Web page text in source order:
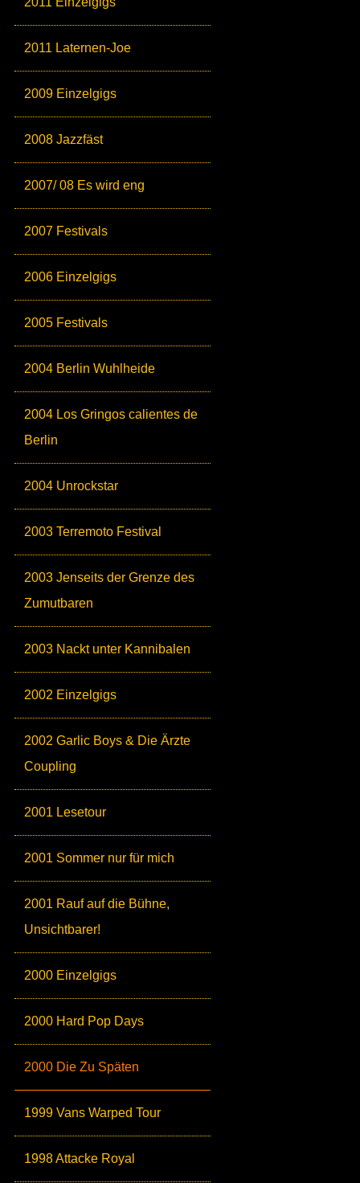
2011 Laternen-Joe
2009 Einzelgigs
2008 Jazzfäst
2007/ 08 Es wird eng
2007 Festivals
2006 Einzelgigs
2005 Festivals
2004 Berlin Wuhlheide
2004 Los Gringos calientes de
Berlin
2004 Unrockstar
2003 Terremoto Festival
2003 Jenseits der Grenze des
Zumutbaren
2003 Nackt unter Kannibalen
2002 Einzelgigs
2002 Garlic Boys & Die Ärzte
Coupling
2001 Lesetour
2001 Sommer nur für mich
2001 Rauf auf die Bühne,
Unsichtbarer!
2000 Einzelgigs
2000 Hard Pop Days
2000 Die Zu Späten
1999 Vans Warped Tour
1998 Attacke Royal